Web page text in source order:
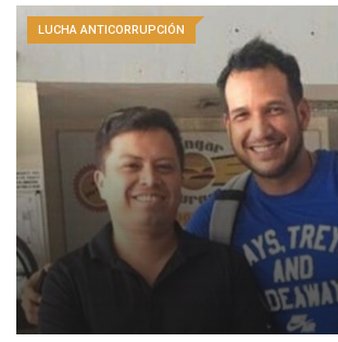
LUCHA ANTICORRUPCIÓN